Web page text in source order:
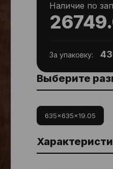
Наличие по
За упаковку:
Выберите
635x635x19.05